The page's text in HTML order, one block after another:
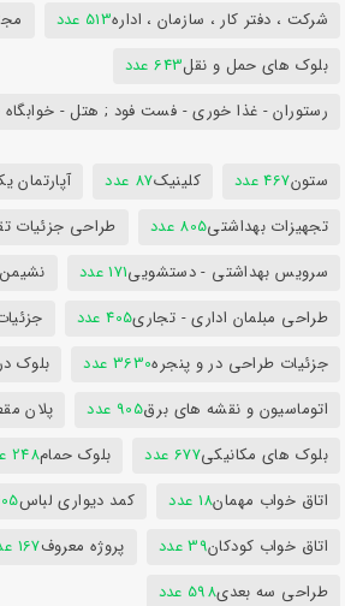
شرکت ، دفتر کار ، سازمان ، اداره513 عدد
بلوک های حمل و نقل643 عدد
رستوران - غذا خوری - فست فود ; هتل - خوابگاه
ستون467 عدد کلینیک87 عدد آپارتمان
تجهیزات بهداشتی805 عدد طراحی جزئیات
سرویس بهداشتی - دستشویی171 عدد نشیمن
طراحی مبلمان اداری - تجاری405 عدد
جزئیات طراحی در و پنجره3630 عدد بلوک
اتوماسیون و نقشه های برق905 عدد پلان
بلوک های مکانیکی677 عدد بلوک حمام248 عدد
اتاق خواب مهمان18 عدد کمد دیواری لباس405
اتاق خواب کودکان39 عدد پروژه معروف167 عدد
طراحی سه بعدی598 عدد